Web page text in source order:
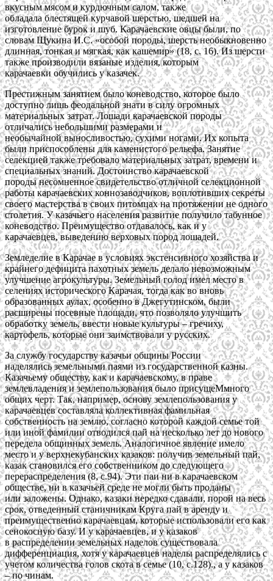
вкусным мясом и курдючным салом, также
обладала блестящей курчавой шерстью, шедшей на
изготовление бурок и шуб. Карачаевские овцы были, по
словам Щукина И.С. «особой породы, шерсть необыкновенно
длинная, тонкая и мягкая, как кашемир» (18, с. 16). Из шерсти
также производили вязаные изделия, которым
карачаевки обучились у казачек.
Престижным занятием было коневодство, которое было
доступно лишь феодальной знати в силу огромных
материальных затрат. Лошади карачаевской породы
отличались небольшими размерами и
необычайной выносливостью, сухими ногами. Их копыта
были приспособлены для каменистого рельефа. Занятие
селекцией также требовало материальных затрат, времени и
специальных знаний. Достоинство карачаевской
породы несомненное свидетельство отличной селекционной
работы карачаевских коннозаводчиков, воплотивших секреты
своего мастерства в своих питомцах на протяжении не одного
столетия. У казачьего населения развитие получило табунное
коневодство. Преимущество отдавалось, как и у
карачаевцев, выведению верховых пород лошадей.
Земледелие в Карачае в условиях экстенсивного хозяйства и
крайнего дефицита пахотных земель делало невозможным
улучшение агрокультуры. Земельный голод имел место в
селениях исторического Карачая, тогда как во вновь
образованных аулах, особенно в Джегутинском, были
расширены посевные площади, что позволяло улучшить
обработку земель, ввести новые культуры – гречиху,
картофель, которые они заимствовали у русских.
За службу государству казачьи общины России
наделялись земельными паями из государственной казны.
Казачьему обществу, как и карачаевскому, в праве
землевладения и землепользования было присущеMмного
общих черт. Так, например, основу землепользования у
карачаевцев составляла коллективная фамильная
собственность на землю, согласно которой каждой семье той
или иной фамилии отводился пай на несколько лет до нового
передела общинных земель. Аналогичное явление имело
место и у верхнекубанских казаков: получив земельный пай,
казак становился его собственником до следующего
перераспределения (8, с.94). Эти паи ни в карачаевском
обществе, ни в казачьей среде не могли быть проданы
или заложены. Однако, казаки нередко сдавали, порой на весь
срок, отведенный станичникам Круга пай в аренду и
преимущественно карачаевцам, которые использовали его как
сенокосную базу. И у карачаевцев, и у казаков
в распределении земельных наделов существовала
дифференциация, хотя у карачаевцев наделы распределялись с
учетом количества голов скота в семье (10, с.128)., а у казаков
– по чинам.